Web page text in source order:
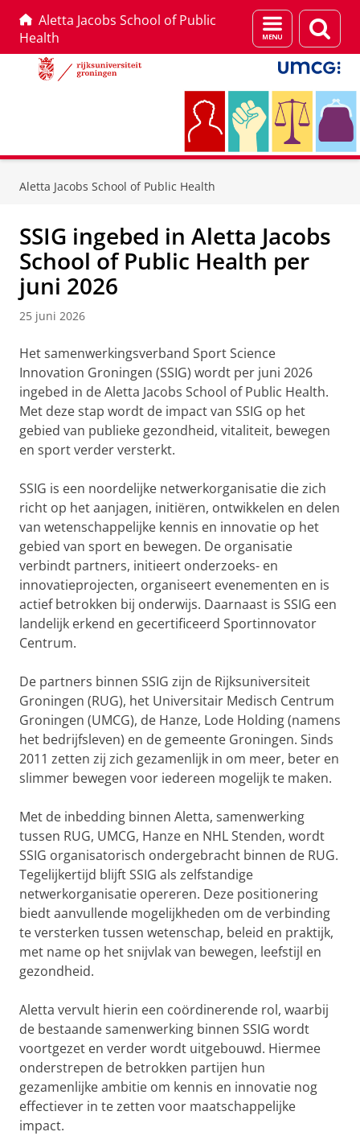
Aletta Jacobs School of Public
Health
Menu
en
zoeken
Aletta Jacobs School of Public Health
SSIG ingebed in Aletta Jacobs
School of Public Health per
juni 2026
25 juni 2026
Het samenwerkingsverband Sport Science
Innovation Groningen (SSIG) wordt per juni 2026
ingebed in de Aletta Jacobs School of Public Health.
Met deze stap wordt de impact van SSIG op het
gebied van publieke gezondheid, vitaliteit, bewegen
en sport verder versterkt.
SSIG is een noordelijke netwerkorganisatie die zich
richt op het aanjagen, initiëren, ontwikkelen en delen
van wetenschappelijke kennis en innovatie op het
gebied van sport en bewegen. De organisatie
verbindt partners, initieert onderzoeks- en
innovatieprojecten, organiseert evenementen en is
actief betrokken bij onderwijs. Daarnaast is SSIG een
landelijk erkend en gecertificeerd Sportinnovator
Centrum.
De partners binnen SSIG zijn de Rijksuniversiteit
Groningen (RUG), het Universitair Medisch Centrum
Groningen (UMCG), de Hanze, Lode Holding (namens
het bedrijfsleven) en de gemeente Groningen. Sinds
2011 zetten zij zich gezamenlijk in om meer, beter en
slimmer bewegen voor iedereen mogelijk te maken.
Met de inbedding binnen Aletta, samenwerking
tussen RUG, UMCG, Hanze en NHL Stenden, wordt
SSIG organisatorisch ondergebracht binnen de RUG.
Tegelijkertijd blijft SSIG als zelfstandige
netwerkorganisatie opereren. Deze positionering
biedt aanvullende mogelijkheden om de verbinding
te versterken tussen wetenschap, beleid en praktijk,
met name op het snijvlak van bewegen, leefstijl en
gezondheid.
Aletta vervult hierin een coördinerende rol, waarbij
de bestaande samenwerking binnen SSIG wordt
voortgezet en verder wordt uitgebouwd. Hiermee
onderstrepen de betrokken partijen hun
gezamenlijke ambitie om kennis en innovatie nog
effectiever in te zetten voor maatschappelijke
impact.